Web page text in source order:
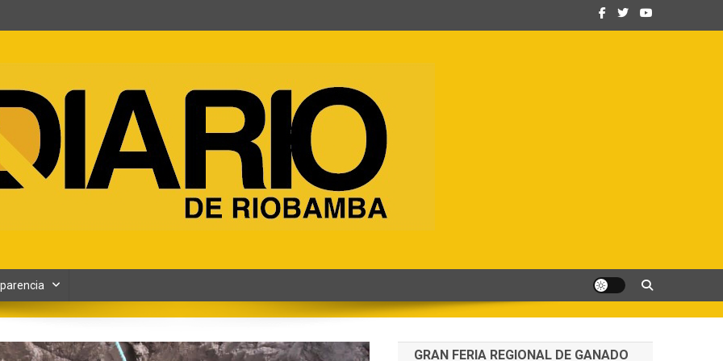
GRAN FERIA REGIONAL DE GANADO